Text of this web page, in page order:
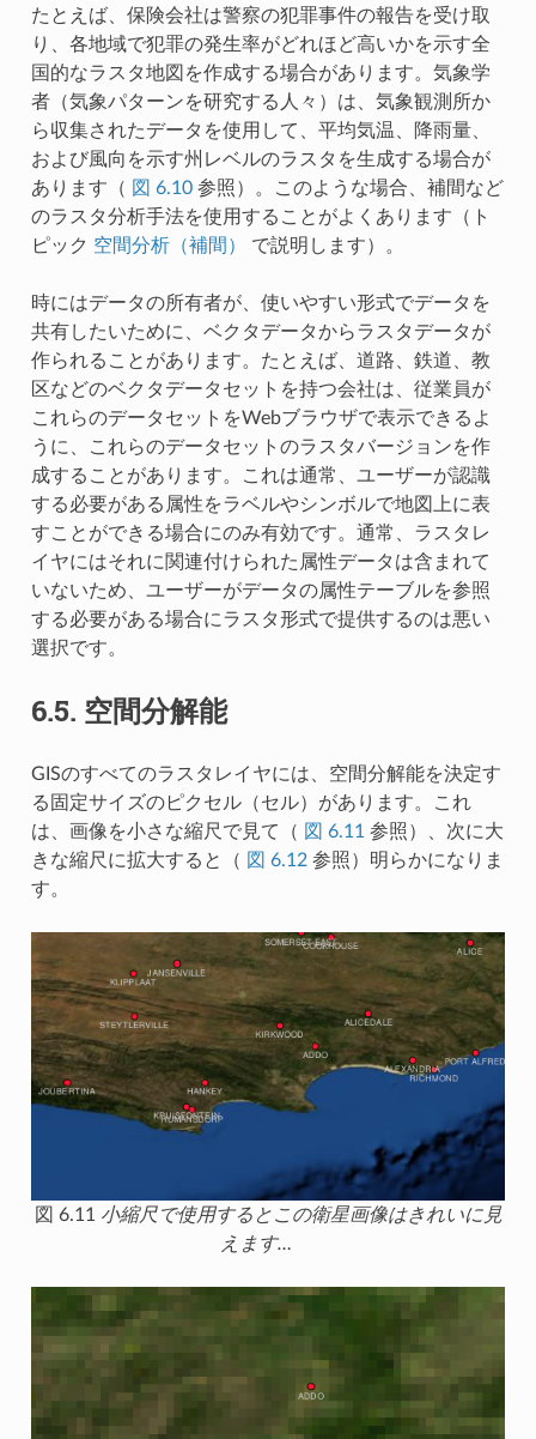
たとえば、保険会社は警察の犯罪事件の報告を受け取
り、各地域で犯罪の発生率がどれほど高いかを示す全
国的なラスタ地図を作成する場合があります。気象学
者（気象パターンを研究する人々）は、気象観測所か
ら収集されたデータを使用して、平均気温、降雨量、
および風向を示す州レベルのラスタを生成する場合が
あります（ 図 6.10参照）。このような場合、補間など
のラスタ分析手法を使用することがよくあります（ト
ピック 空間分析（補間） で説明します）。
時にはデータの所有者が、使いやすい形式でデータを
共有したいために、ベクタデータからラスタデータが
作られることがあります。たとえば、道路、鉄道、教
区などのベクタデータセットを持つ会社は、従業員が
これらのデータセットをWebブラウザで表示できるよ
うに、これらのデータセットのラスタバージョンを作
成することがあります。これは通常、ユーザーが認識
する必要がある属性をラベルやシンボルで地図上に表
すことができる場合にのみ有効です。通常、ラスタレ
イヤにはそれに関連付けられた属性データは含まれて
いないため、ユーザーがデータの属性テーブルを参照
する必要がある場合にラスタ形式で提供するのは悪い
選択です。
6.5. 空間分解能
GISのすべてのラスタレイヤには、空間分解能を決定す
る固定サイズのピクセル（セル）があります。これ
は、画像を小さな縮尺で見て（ 図 6.11参照）、次に大
きな縮尺に拡大すると（ 図 6.12参照）明らかになりま
す。
図 6.11 小縮尺で使用するとこの衛星画像はきれいに見
えます…